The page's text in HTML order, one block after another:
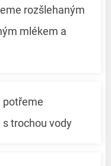
rozšlehaným
mlékem a
potřeme
trochou vody